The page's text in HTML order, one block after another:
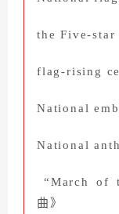
the Five-star
flag-rising
National
National
“March of
曲》